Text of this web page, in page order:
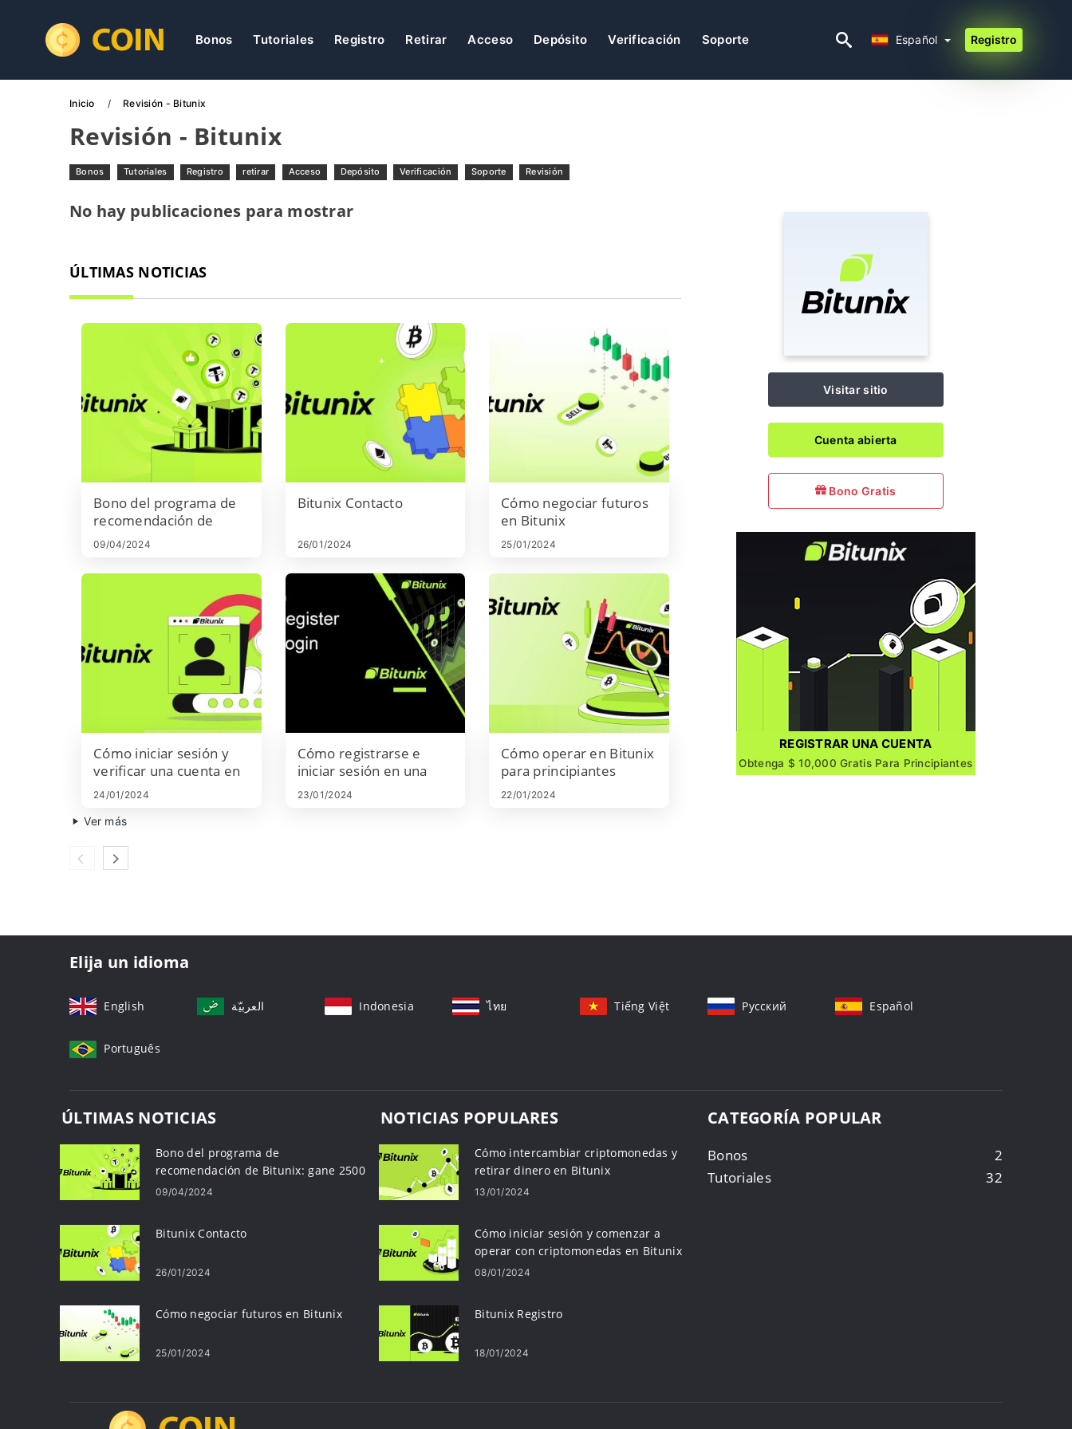
Bonos Tutoriales Registro Retirar Acceso Depósito Verificación Soporte Español Registro
Inicio Revisión - Bitunix
Revisión - Bitunix
Bonos Tutoriales Registro retirar Acceso Depósito Verificación Soporte Revisión
No hay publicaciones para mostrar
ÚLTIMAS NOTICIAS
Bono del programa de
recomendación de
Bitunix: gane 2500 USD
09/04/2024
Bitunix Contacto
26/01/2024
Cómo negociar futuros
en Bitunix
25/01/2024
Cómo iniciar sesión y
verificar una cuenta en
Bitunix
24/01/2024
Cómo registrarse e
iniciar sesión en una
cuenta en Bitunix
23/01/2024
Cómo operar en Bitunix
para principiantes
22/01/2024
Ver más
Visitar sitio
Cuenta abierta
Bono Gratis
REGISTRAR UNA CUENTA
Obtenga $ 10,000 Gratis Para Principiantes
Elija un idioma
English العربيّة Indonesia ไทย Tiếng Việt Русский Español
Português
ÚLTIMAS NOTICIAS
Bono del programa de
recomendación de Bitunix: gane 2500
USD
09/04/2024
Bitunix Contacto
26/01/2024
Cómo negociar futuros en Bitunix
25/01/2024
NOTICIAS POPULARES
Cómo intercambiar criptomonedas y
retirar dinero en Bitunix
13/01/2024
Cómo iniciar sesión y comenzar a
operar con criptomonedas en Bitunix
08/01/2024
Bitunix Registro
18/01/2024
CATEGORÍA POPULAR
Bonos
2
Tutoriales
32